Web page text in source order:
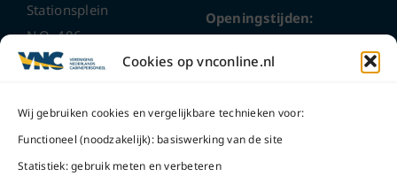
Cookies op vnconline.nl
Wij gebruiken cookies en vergelijkbare technieken voor:
Functioneel (noodzakelijk): basiswerking van de site
Statistiek: gebruik meten en verbeteren
Stationsplein
N.O. 406
1117 CL
Bel ons
Mail ons
Openingstijden:
ma t/m do
Na openingstijden
bereikbaar via